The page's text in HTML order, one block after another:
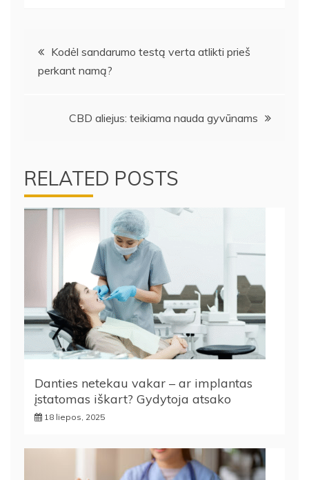
Navigacija
tarp
Kodėl sandarumo testą verta atlikti prieš
perkant namą?
CBD aliejus: teikiama nauda gyvūnams
RELATED POSTS
Danties netekau vakar – ar implantas
įstatomas iškart? Gydytoja atsako
18 liepos, 2025